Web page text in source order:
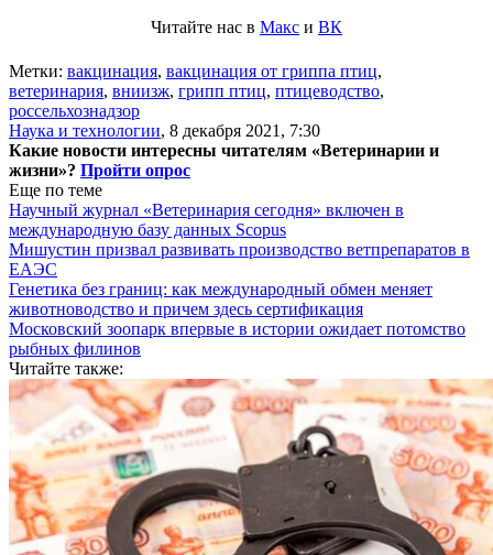
Читайте нас в Макс и ВК
Метки: вакцинация, вакцинация от гриппа птиц,
ветеринария, вниизж, грипп птиц, птицеводство,
россельхознадзор
Наука и технологии, 8 декабря 2021, 7:30
Какие новости интересны читателям «Ветеринарии и
жизни»? Пройти опрос
Еще по теме
Научный журнал «Ветеринария сегодня» включен в
международную базу данных Scopus
Мишустин призвал развивать производство ветпрепаратов в
ЕАЭС
Генетика без границ: как международный обмен меняет
животноводство и причем здесь сертификация
Московский зоопарк впервые в истории ожидает потомство
рыбных филинов
Читайте также: